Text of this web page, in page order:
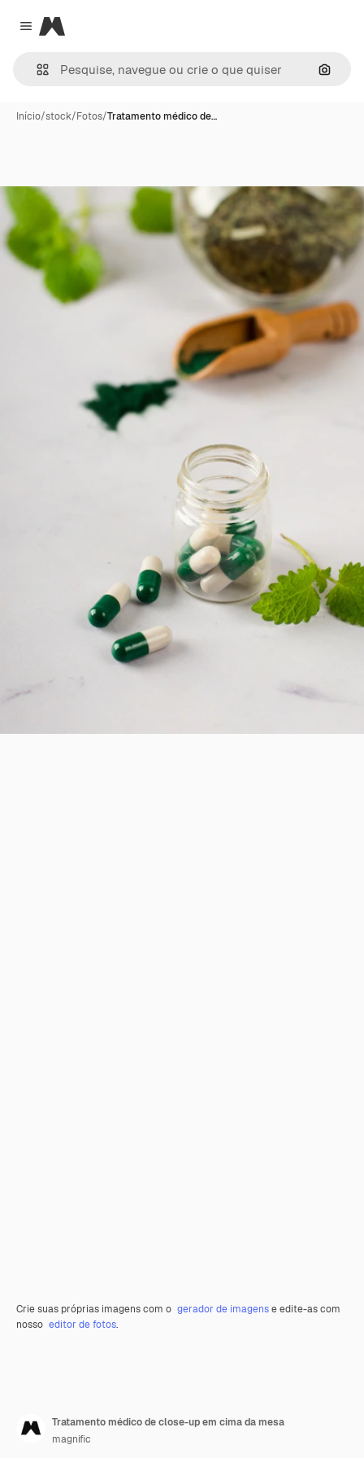
Close menu
Magnific
Início/stock/Fotos/Tratamento médico de…
Crie suas próprias imagens com o gerador de imagense edite-as com
nosso editor de fotos.
Tratamento médico de close-up em cima da mesa
magnific